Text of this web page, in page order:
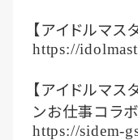
【アイドルマス
https://
【アイドルマス
ンお仕事コラボ
https://sidem-